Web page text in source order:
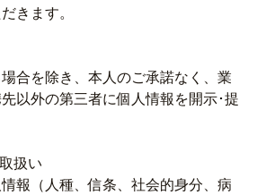
きます。
合を除き、本人のご承諾なく、業
以外の第三者に個人情報を開示･提
扱い
報（人種、信条、社会的身分、病